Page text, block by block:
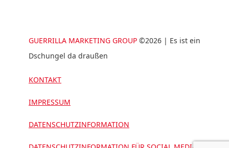
GUERRILLA MARKETING GROUP ©2026 | Es ist ein
Dschungel da draußen
KONTAKT
IMPRESSUM
DATENSCHUTZINFORMATION